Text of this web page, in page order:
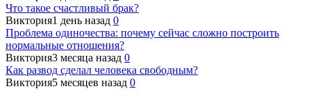
Что такое счастливый брак?
Виктория1 день назад 0
Проблема одиночества: почему сейчас сложно построить
нормальные отношения?
Виктория3 месяца назад 0
Как развод сделал человека свободным?
Виктория5 месяцев назад 0